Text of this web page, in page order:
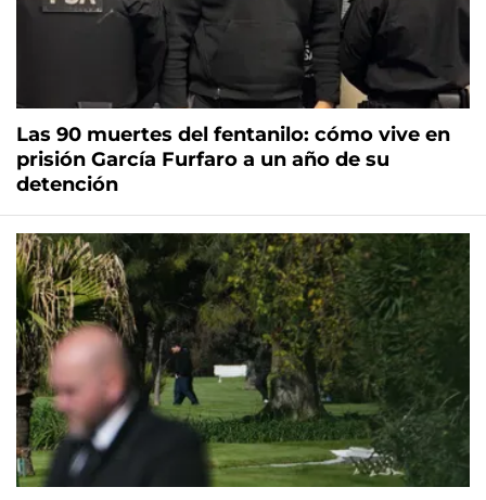
Las 90 muertes del fentanilo: cómo vive en
prisión García Furfaro a un año de su
detención